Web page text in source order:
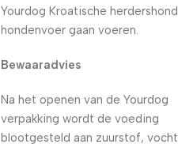
Yourdog Kroatische herdershond
hondenvoer gaan voeren.
Bewaaradvies
Na het openen van de Yourdog
verpakking wordt de voeding
blootgesteld aan zuurstof, vocht